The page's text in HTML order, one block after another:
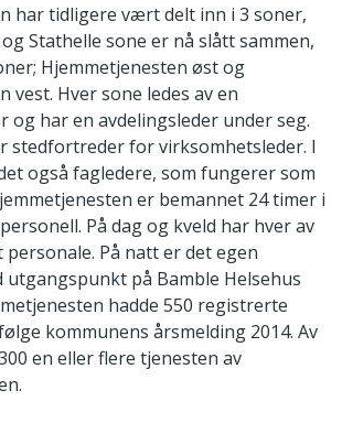
har tidligere vært delt inn i 3 soner,
Stathelle sone er nå slått sammen,
Hjemmetjenesten øst og
vest. Hver sone ledes av en
og har en avdelingsleder under seg.
stedfortreder for virksomhetsleder. I
også fagledere, som fungerer som
er bemannet 24 timer i
På dag og kveld har hver av
På natt er det egen
på Bamble Helsehus
hadde 550 registrerte
kommunens årsmelding 2014. Av
en eller flere tjenesten av